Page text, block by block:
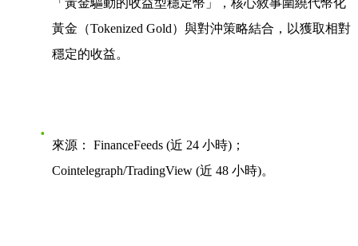
黃金（Tokenized Gold）與對沖策略結合，以獲取相對
穩定的收益。
來源：
FinanceFeeds (近 24 小時)；
Cointelegraph/TradingView (近 48 小時)。